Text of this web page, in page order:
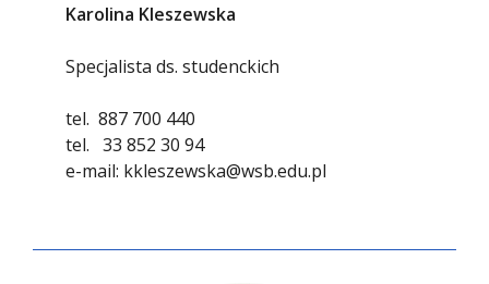
Karolina Kleszewska
Specjalista ds. studenckich
tel. 887 700 440
tel. 33 852 30 94
e-mail: kkleszewska@wsb.edu.pl